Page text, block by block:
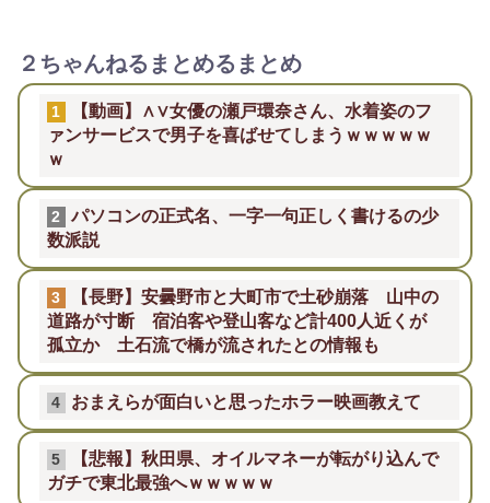
２ちゃんねるまとめるまとめ
1
【動画】∧∨女優の瀬戸環奈さん、水着姿のフ
ァンサービスで男子を喜ばせてしまうｗｗｗｗｗ
ｗ
2 パソコンの正式名、一字一句正しく書けるの少
数派説
3
【長野】安曇野市と大町市で土砂崩落 山中の
道路が寸断 宿泊客や登山客など計400人近くが
孤立か 土石流で橋が流されたとの情報も
4 おまえらが面白いと思ったホラー映画教えて
5
【悲報】秋田県、オイルマネーが転がり込んで
ガチで東北最強へｗｗｗｗｗ